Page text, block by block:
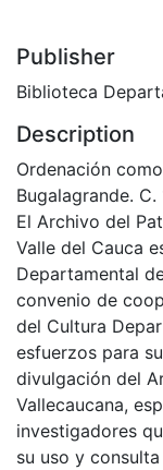
Publisher
Biblioteca
Description
Ordenación
Bugalagrande. C.
El Archivo del
Valle del Cauca
Departamental
convenio de
del Cultura
esfuerzos para
divulgación del
Vallecaucana,
investigadores
su uso y